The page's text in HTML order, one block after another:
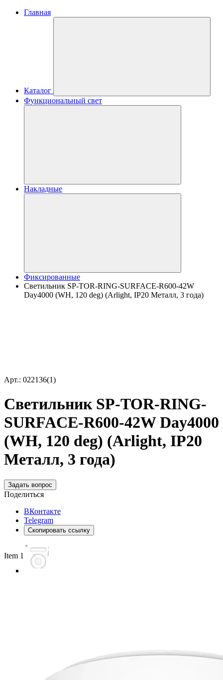
Главная
Каталог
Функциональный свет
Накладные
Фиксированные
Светильник SP-TOR-RING-SURFACE-R600-42W
Day4000 (WH, 120 deg) (Arlight, IP20 Металл, 3 года)
Арт.: 022136(1)
Светильник SP-TOR-RING-
SURFACE-R600-42W Day4000
(WH, 120 deg) (Arlight, IP20
Металл, 3 года)
Задать вопрос
Поделиться
ВКонтакте
Telegram
Скопировать ссылку
Item 1 of 6